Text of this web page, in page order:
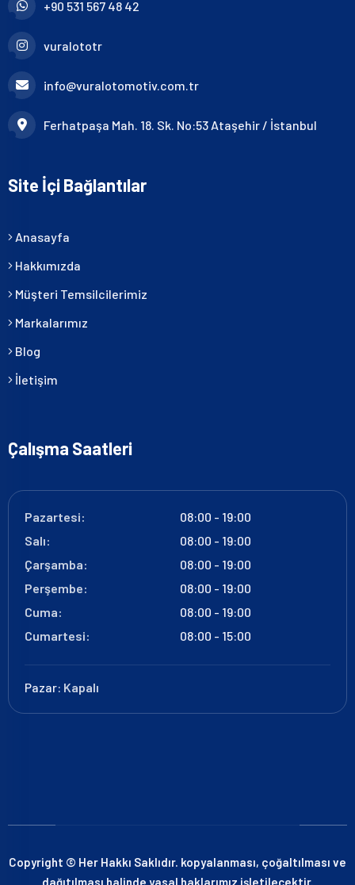
+90 531 567 48 42
vuralototr
info@vuralotomotiv.com.tr
Ferhatpaşa Mah. 18. Sk. No:53 Ataşehir / İstanbul
Site İçi Bağlantılar
Anasayfa
Hakkımızda
Müşteri Temsilcilerimiz
Markalarımız
Blog
İletişim
Çalışma Saatleri
Pazartesi:
08:00 - 19:00
Salı:
08:00 - 19:00
Çarşamba:
08:00 - 19:00
Perşembe:
08:00 - 19:00
Cuma:
08:00 - 19:00
Cumartesi:
08:00 - 15:00
Pazar: Kapalı
Copyright © Her Hakkı Saklıdır. kopyalanması, çoğaltılması ve
dağıtılması halinde yasal haklarımız işletilecektir.